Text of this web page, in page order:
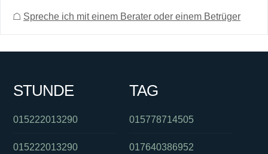
☖ Spreche ich mit einem Berater oder einem Betrüger
STUNDE
015222013290
015222013290
TAG
015778714505
017640386952